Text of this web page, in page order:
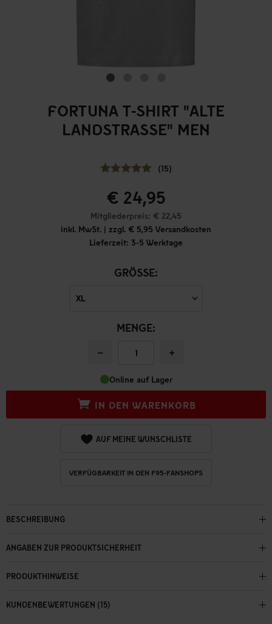
FORTUNA T-SHIRT "ALTE
LANDSTRASSE" MEN
(15)
€ 24,95
Mitgliederpreis: € 22,45
inkl. MwSt. | zzgl. € 5,95 Versandkosten
Lieferzeit: 3-5 Werktage
GRÖSSE:
MENGE:
− +
Online auf Lager
IN DEN WARENKORB
AUF MEINE WUNSCHLISTE
VERFÜGBARKEIT IN DEN F95-FANSHOPS
BESCHREIBUNG
ANGABEN ZUR PRODUKTSICHERHEIT
PRODUKTHINWEISE
KUNDENBEWERTUNGEN (15)